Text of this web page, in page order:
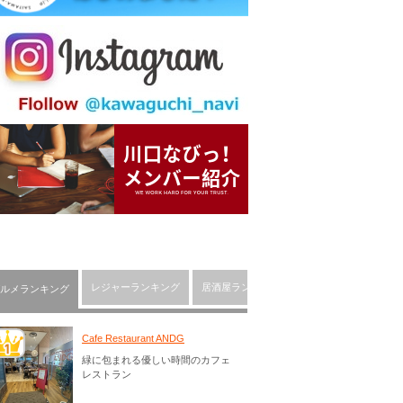
メランキング レジャーランキング 居酒屋ランキング
Cafe Restaurant ANDG
緑に包まれる優しい時間のカフェ
レストラン